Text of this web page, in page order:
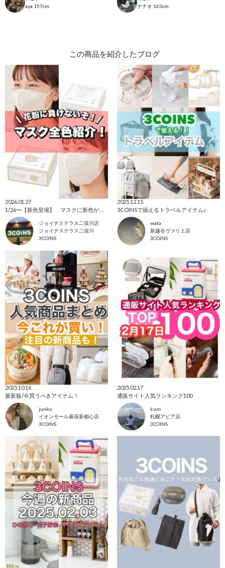
aya 157cm
ナナオ 163cm
この商品を紹介したブログ
2026.01.27
ジョイナステラス二俣川店
ジョイナステラス二俣川
3COINS
2025.12.15
3COINSで揃えるトラベルアイテム♪
wata
新越谷ヴァリエ店
3COINS
2025.10.16
最新版/今買うべきアイテム！
junko
イオンモール幕張新都心店
3COINS
2025.02.17
通販サイト人気ランキング100
kuro
札幌アピア店
3COINS